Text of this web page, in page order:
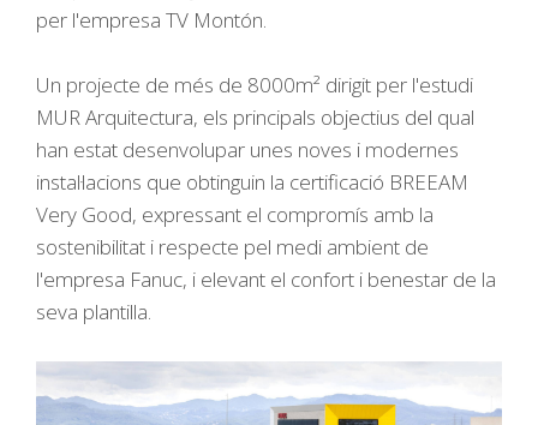
per l'empresa TV Montón.
Un projecte de més de 8000m² dirigit per l'estudi
MUR Arquitectura, els principals objectius del qual
han estat desenvolupar unes noves i modernes
instal·lacions que obtinguin la certificació BREEAM
Very Good, expressant el compromís amb la
sostenibilitat i respecte pel medi ambient de
l'empresa Fanuc, i elevant el confort i benestar de la
seva plantilla.